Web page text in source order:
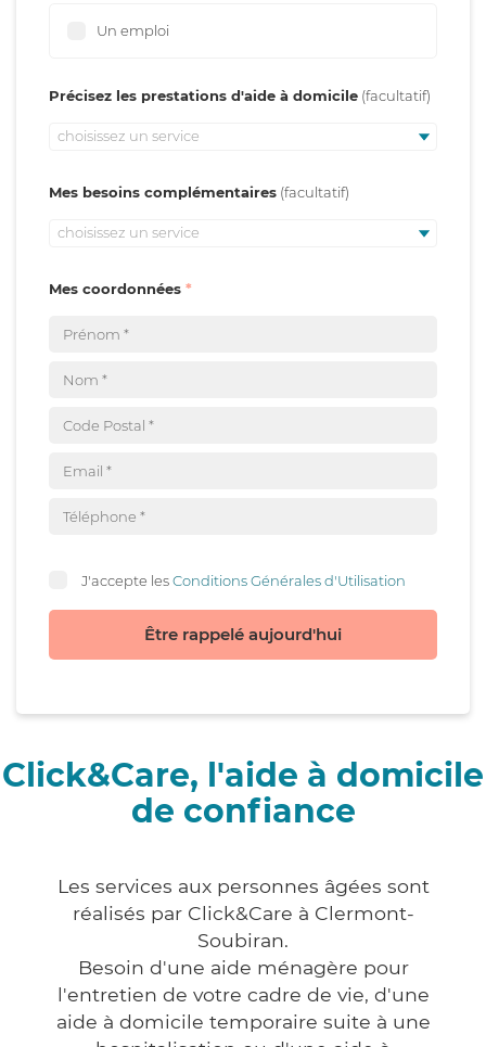
Un emploi
Précisez les prestations d'aide à domicile
choisissez un service
Mes besoins complémentaires
choisissez un service
Mes coordonnées
J'accepte lesConditions Générales d'Utilisation
Être rappelé aujourd'hui
Click&Care, l'aide à domicile
de confiance
Les services aux personnes âgées sont
réalisés par Click&Care à Clermont-
Soubiran.
Besoin d'une aide ménagère pour
l'entretien de votre cadre de vie, d'une
aide à domicile temporaire suite à une